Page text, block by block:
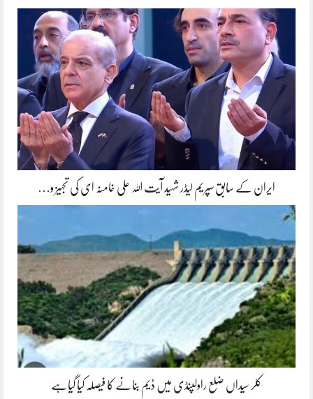
ایران کے سابق سپریم لیڈر شہید آیت اللہ علی خامنہ ای کی تجہیز و…
کلر سیداں ضلع راولپنڈی میں ڈیم بنانے کا فیصلہ کیا گیاہے